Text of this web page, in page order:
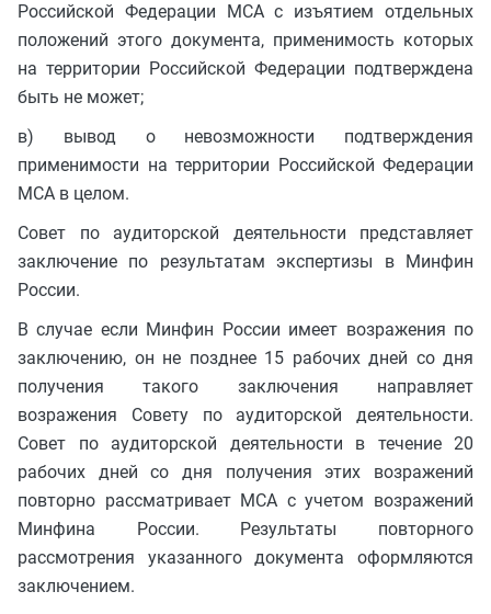
Российской Федерации МСА с изъятием отдельных
положений этого документа, применимость которых
на территории Российской Федерации подтверждена
быть не может;
в) вывод о невозможности подтверждения
применимости на территории Российской Федерации
МСА в целом.
Совет по аудиторской деятельности представляет
заключение по результатам экспертизы в Минфин
России.
В случае если Минфин России имеет возражения по
заключению, он не позднее 15 рабочих дней со дня
получения такого заключения направляет
возражения Совету по аудиторской деятельности.
Совет по аудиторской деятельности в течение 20
рабочих дней со дня получения этих возражений
повторно рассматривает МСА с учетом возражений
Минфина России. Результаты повторного
рассмотрения указанного документа оформляются
заключением.